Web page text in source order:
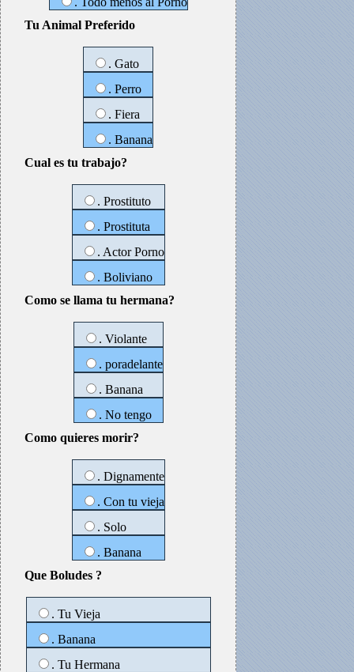
Tu Animal Preferido
. Gato
. Perro
. Fiera
. Banana
Cual es tu trabajo?
. Prostituto
. Prostituta
. Actor Porno
. Boliviano
Como se llama tu hermana?
. Violante
. poradelante
. Banana
. No tengo
Como quieres morir?
. Dignamente
. Con tu vieja
. Solo
. Banana
Que Boludes ?
. Tu Vieja
. Banana
. Tu Hermana